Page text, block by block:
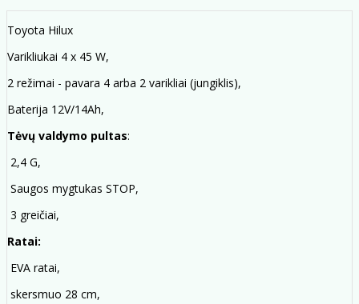
Toyota Hilux
Varikliukai 4 x 45 W,
2 režimai - pavara 4 arba 2 varikliai (jungiklis),
Baterija 12V/14Ah,
Tėvų valdymo pultas:
2,4 G,
Saugos mygtukas STOP,
3 greičiai,
Ratai:
EVA ratai,
skersmuo 28 cm,